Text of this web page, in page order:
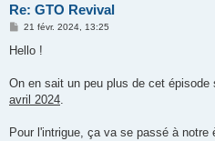
Re: GTO Revival
M
s
g
21 févr. 2024, 13:25
Hello !
On en sait un peu plus de cet
avril 2024.
Pour l'intrigue, ça va se passé à